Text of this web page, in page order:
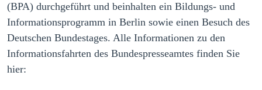
(BPA) durchgeführt und beinhalten ein Bildungs- und
Informationsprogramm in Berlin sowie einen Besuch des
Deutschen Bundestages. Alle Informationen zu den
Informationsfahrten des Bundespresseamtes finden Sie
hier: